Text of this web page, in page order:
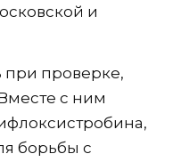
и
при проверке,
с ним
борьбы с